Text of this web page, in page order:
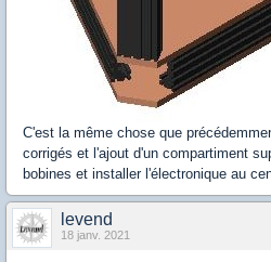
C'est la même chose que
corrigés et l'ajout d'un compartiment
bobines et installer l'électronique au
levend
18 janv. 2021